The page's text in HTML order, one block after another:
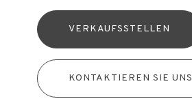
VERKAUFSSTELLEN
KONTAKTIEREN SIE UNS